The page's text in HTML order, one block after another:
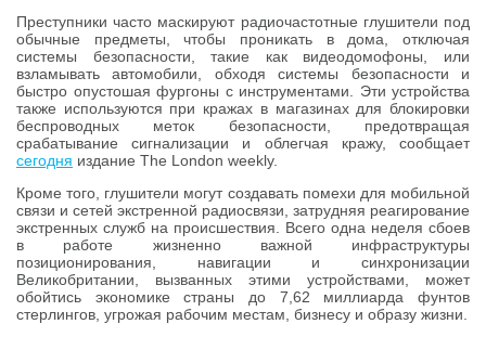
Преступники часто маскируют радиочастотные глушители под
обычные предметы, чтобы проникать в дома, отключая
системы безопасности, такие как видеодомофоны, или
взламывать автомобили, обходя системы безопасности и
быстро опустошая фургоны с инструментами. Эти устройства
также используются при кражах в магазинах для блокировки
беспроводных меток безопасности, предотвращая
срабатывание сигнализации и облегчая кражу, сообщает
сегодня издание The London weekly.
Кроме того, глушители могут создавать помехи для мобильной
связи и сетей экстренной радиосвязи, затрудняя реагирование
экстренных служб на происшествия. Всего одна неделя сбоев
в работе жизненно важной инфраструктуры
позиционирования, навигации и синхронизации
Великобритании, вызванных этими устройствами, может
обойтись экономике страны до 7,62 миллиарда фунтов
стерлингов, угрожая рабочим местам, бизнесу и образу жизни.